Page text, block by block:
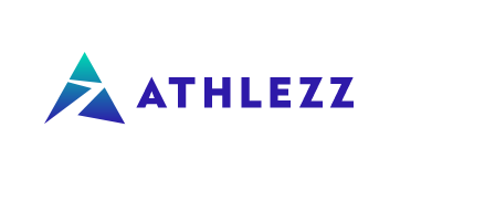
Menu schliessen